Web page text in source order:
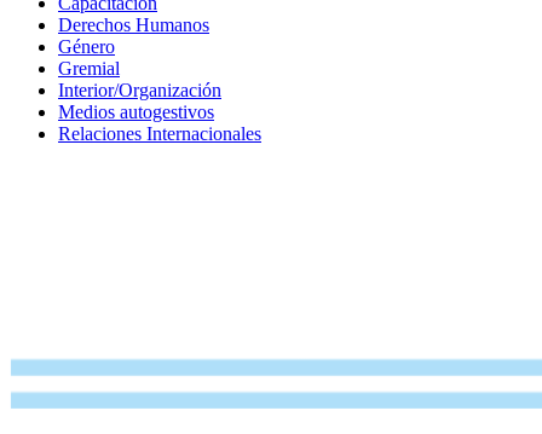
Derechos Humanos
Género
Gremial
Interior/Organización
Medios autogestivos
Relaciones Internacionales